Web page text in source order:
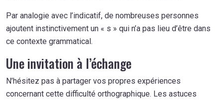
Par analogie avec l’indicatif, de nombreuses personnes
ajoutent instinctivement un « s » qui n’a pas lieu d’être dans
ce contexte grammatical.
Une invitation à l’échange
N’hésitez pas à partager vos propres expériences
concernant cette difficulté orthographique. Les astuces